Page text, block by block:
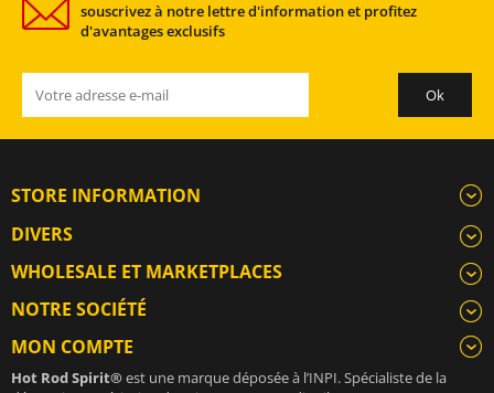
souscrivez à notre lettre d'information et profitez
d'avantages exclusifs
STORE INFORMATION
DIVERS
WHOLESALE ET MARKETPLACES
NOTRE SOCIÉTÉ
MON COMPTE
Hot Rod Spirit®est une marque déposée à l’INPI. Spécialiste de la